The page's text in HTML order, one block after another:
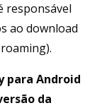
responsável
ao download
para Android
da